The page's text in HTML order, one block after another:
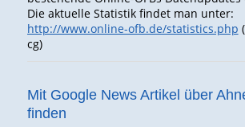
Die aktuelle Statistik findet man unter:
http://www.online-ofb.de/statistics.php
cg)
Mit Google News Artikel über
finden